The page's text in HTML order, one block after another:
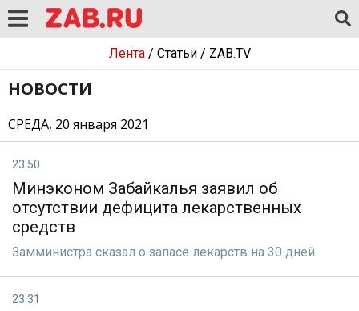
Лента/ Статьи/ ZAB.TV
НОВОСТИ
СРЕДА, 20 января 2021
23:50
Минэконом Забайкалья заявил об
отсутствии дефицита лекарственных
средств
Замминистра сказал о запасе лекарств на 30 дней
23:31